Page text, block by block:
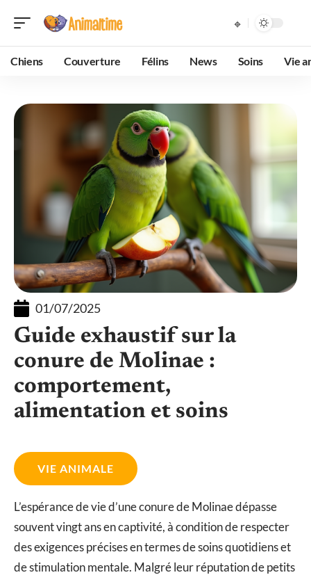
Chiens Couverture Félins News Soins Vie
01/07/2025
Guide exhaustif sur la
conure de Molinae :
comportement,
alimentation et soins
VIE ANIMALE
L’espérance de vie d’une conure de Molinae dépasse
souvent vingt ans en captivité, à condition de respecter
des exigences précises en termes de soins quotidiens et
de stimulation mentale. Malgré leur réputation de petits